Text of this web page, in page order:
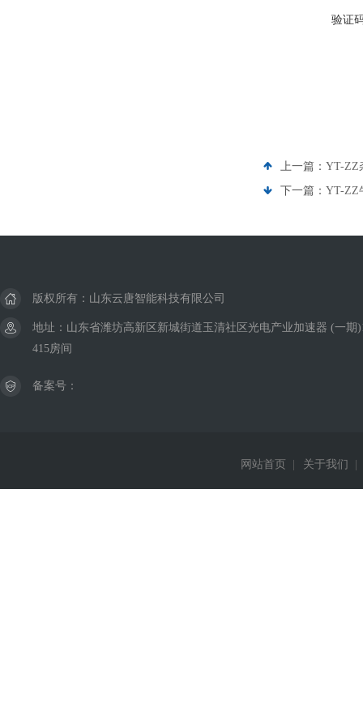
验证
上一篇： YT-ZZ
下一篇： YT-ZZ
版权所有：山东云唐智能科技有限公司
地址：山东省潍坊高新区新城街道玉清社区光电产业加速器 (一期
415房间
备案号：
网站首页 关于我们